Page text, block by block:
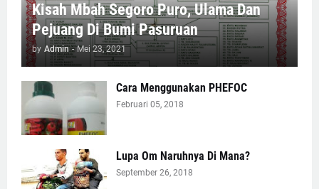
Kisah Mbah Segoro Puro, Ulama Dan
Pejuang Di Bumi Pasuruan
by Admin - Mei 23, 2021
Cara Menggunakan PHEFOC
Februari 05, 2018
Lupa Om Naruhnya Di Mana?
September 26, 2018